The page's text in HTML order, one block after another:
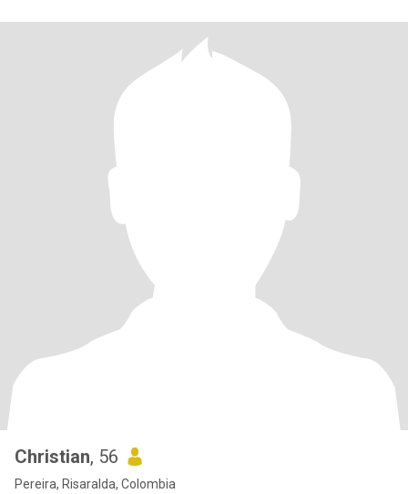
Christian, 56
Pereira, Risaralda, Colombia